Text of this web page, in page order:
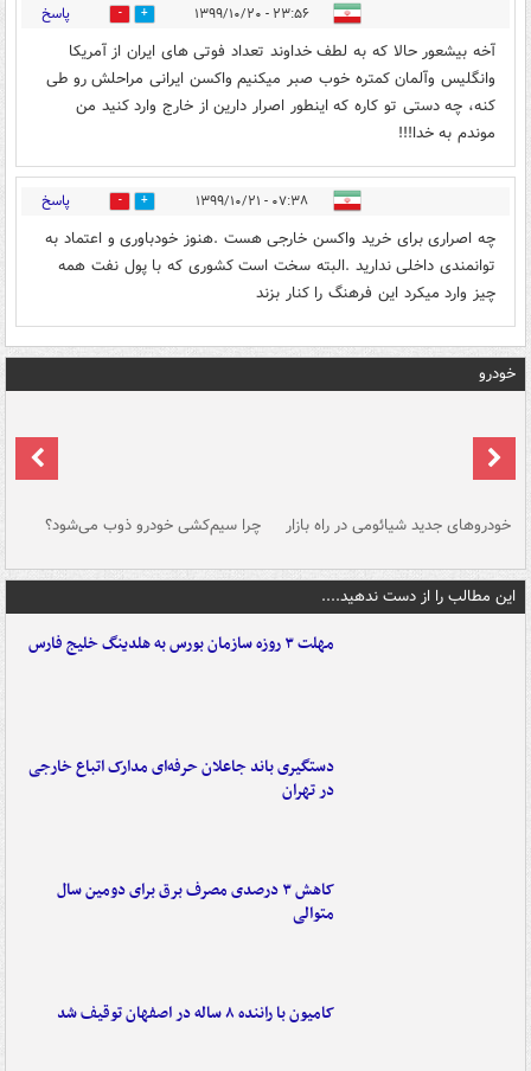
۲۳:۵۶ - ۱۳۹۹/۱۰/۲۰ 0 پاسخ
آخه بیشعور حالا که به لطف خداوند تعداد فوتی های ایران از آمریکا
وانگلیس وآلمان کمتره خوب صبر میکنیم واکسن ایرانی مراحلش رو طی
کنه، چه دستی تو کاره که اینطور اصرار دارین از خارج وارد کنید من
موندم به خدا!!!
۰۷:۳۸ - ۱۳۹۹/۱۰/۲۱ 0 پاسخ
چه اصراری برای خرید واکسن خارجی هست .هنوز خودباوری و اعتماد به
توانمندی داخلی ندارید .البته سخت است کشوری که با پول نفت همه
چیز وارد میکرد این فرهنگ را کنار بزند
خودرو
خودروهای جدید شیائومی در راه بازار چرا سیم‌کشی خودرو ذوب می‌شود؟
این مطالب را از دست ندهید....
مهلت ۳ روزه سازمان بورس به هلدینگ خلیج فارس
دستگیری باند جاعلان حرفه‌ای مدارک اتباع خارجی
در تهران
کاهش ۳ درصدی مصرف برق برای دومین سال
متوالی
کامیون با راننده ۸ ساله در اصفهان توقیف شد